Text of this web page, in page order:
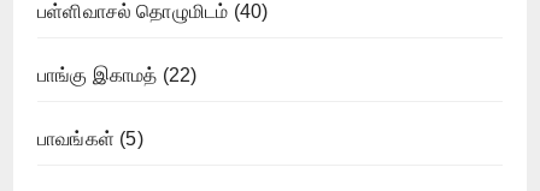
பள்ளிவாசல் தொழுமிடம் (40)
பாங்கு இகாமத் (22)
பாவங்கள் (5)